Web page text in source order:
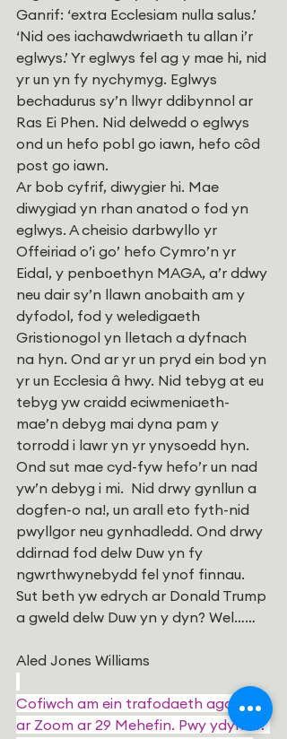
Ganrif: ‘extra Ecclesiam nulla salus.’
‘Nid oes iachawdwriaeth tu allan i’r
eglwys.’ Yr eglwys fel ag y mae hi, nid
yr un yn fy nychymyg. Eglwys
bechadurus sy’n llwyr ddibynnol ar
Ras Ei Phen. Nid delwedd o eglwys
ond un hefo pobl go iawn, hefo côd
post go iawn.
Ar bob cyfrif, diwygier hi. Mae
diwygiad yn rhan anatod o fod yn
eglwys. A cheisio darbwyllo yr
Offeiriad o’i go’ hefo Cymro’n yr
Eidal, y penboethyn MAGA, a’r ddwy
neu dair sy’n llawn anobaith am y
dyfodol, fod y weledigaeth
Gristionogol yn lletach a dyfnach
na hyn. Ond ar yr un pryd ein bod yn
yr un Ecclesia â hwy. Nid tebyg at eu
tebyg yw craidd eciwmeniaeth-
mae’n debyg mai dyna pam y
torrodd i lawr yn yr ynysoedd hyn.
Ond sut mae cyd-fyw hefo’r un nad
yw’n debyg i mi.  Nid drwy gynllun a
dogfen-o na!, un arall eto fyth-nid
pwyllgor neu gynhadledd. Ond drwy
ddirnad fod delw Duw yn fy
ngwrthwynebydd fel ynof finnau.
Sut beth yw edrych ar Donald Trump
a gweld delw Duw yn y dyn? Wel……
Aled Jones Williams
Cofiwch am ein trafodaeth agored
ar Zoom ar 29 Mehefin. Pwy ydyn ni?